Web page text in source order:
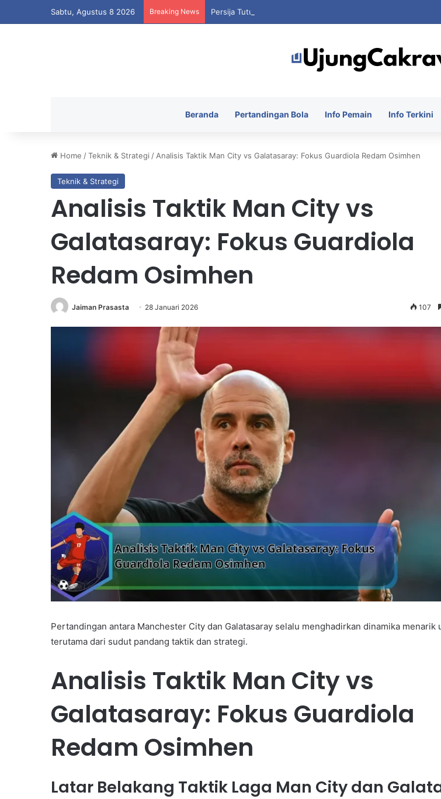
Sabtu, Agustus 8 2026 Breaking News Persija Tutup Piala Presiden 2026 dengan Merebut Posisi Ketiga
Beranda Pertandingan Bola Info Pemain Info Terkini
Home /Teknik & Strategi / Analisis Taktik Man City vs Galatasaray: Fokus Guardiola Redam Osimhen
Teknik & Strategi
Analisis Taktik Man City vs
Galatasaray: Fokus Guardiola
Redam Osimhen
Jaiman Prasasta 28 Januari 2026 107
Pertandingan antara Manchester City dan Galatasaray selalu menghadirkan dinamika menarik
terutama dari sudut pandang taktik dan strategi.
Analisis Taktik Man City vs
Galatasaray: Fokus Guardiola
Redam Osimhen
Latar Belakang Taktik Laga Man City dan